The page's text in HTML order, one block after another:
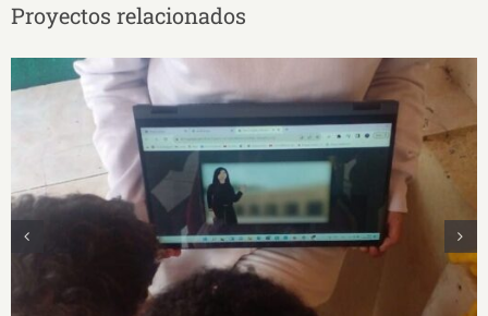
Proyectos relacionados
Taller “Relatos biográficos en animaciones
visuales sobre artistas ecuatorianas con un
enfoque interseccional”